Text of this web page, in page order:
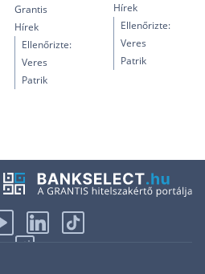
Grantis
Hírek
Ellenőrizte:
Veres
Patrik
Hírek
Ellenőrizte:
Veres
Patrik